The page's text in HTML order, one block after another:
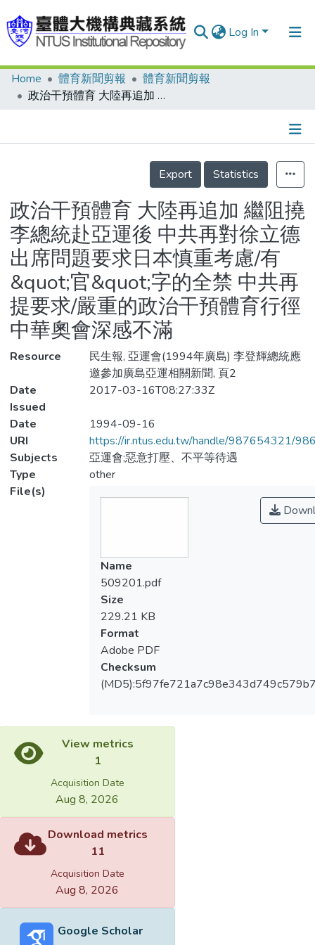
Log In
Communities & Collections
Statistics
Home 體育新聞剪報
體育新聞剪報
政治干預體育 大陸再追加 繼阻撓李總統赴亞運後 中共再對徐立德出席問題要求日本慎重考慮/有&quot;官&quot;字的全禁 中共再提要求/嚴重的政治干預體育行徑 中華奧會深感不滿
Details
Export
Statistics
政治干預體育 大陸再追加 繼阻撓
李總統赴亞運後 中共再對徐立德
出席問題要求日本慎重考慮/有
&quot;官&quot;字的全禁 中共再
提要求/嚴重的政治干預體育行徑
中華奧會深感不滿
Resource
民生報, 亞運會(1994年廣島) 李登輝總統應
邀參加廣島亞運相關新聞, 頁2
Date
Issued
2017-03-16T08:27:33Z
Date
1994-09-16
URI
https://ir.ntus.edu.tw/handle/987654321/
Subjects
亞運會;惡意打壓、不平等待遇
Type
other
File(s)
Name
509201.pdf
Size
229.21 KB
Format
Adobe PDF
Checksum
View metrics
1
Acquisition Date
Aug 8, 2026
Download metrics
11
Acquisition Date
Aug 8, 2026
Google Scholar